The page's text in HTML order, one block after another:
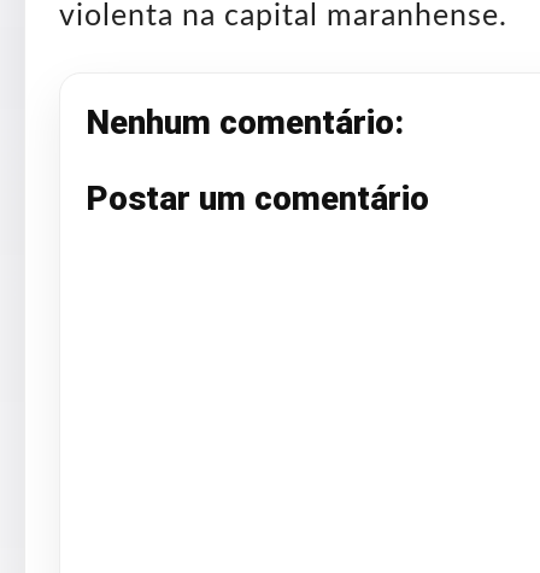
violenta na capital maranhense.
Nenhum comentário:
Postar um comentário